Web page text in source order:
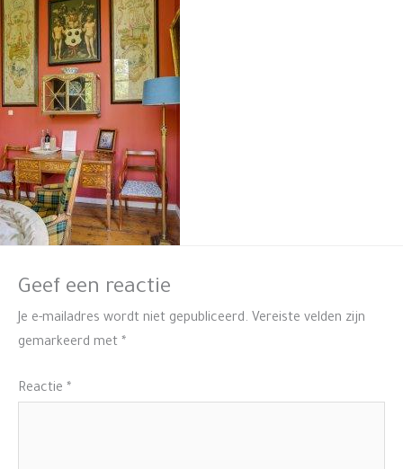
Geef een reactie
Je e-mailadres wordt niet gepubliceerd. Vereiste velden zijn
gemarkeerd met *
Reactie *